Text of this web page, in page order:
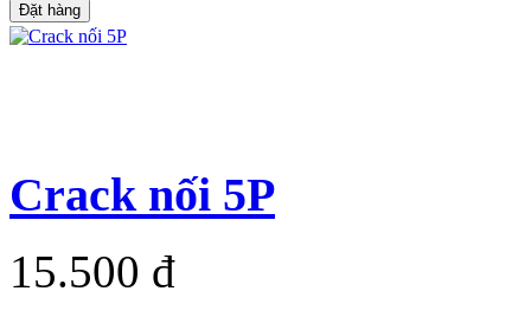
Đặt hàng
Crack nối 5P
15.500 đ